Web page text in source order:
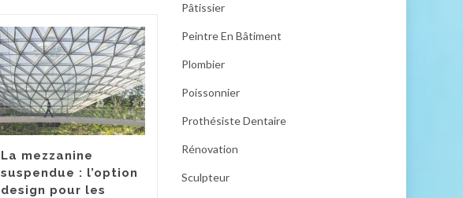
La mezzanine
suspendue : l’option
design pour les
architectes
d’intérieur
À l'heure où l'optimisation de
Pâtissier
Peintre En Bâtiment
Plombier
Poissonnier
Prothésiste Dentaire
Rénovation
Sculpteur